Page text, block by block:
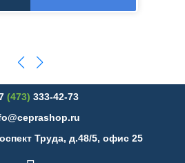
(473) 333-42-73
Труда, д.48/5, офис 25